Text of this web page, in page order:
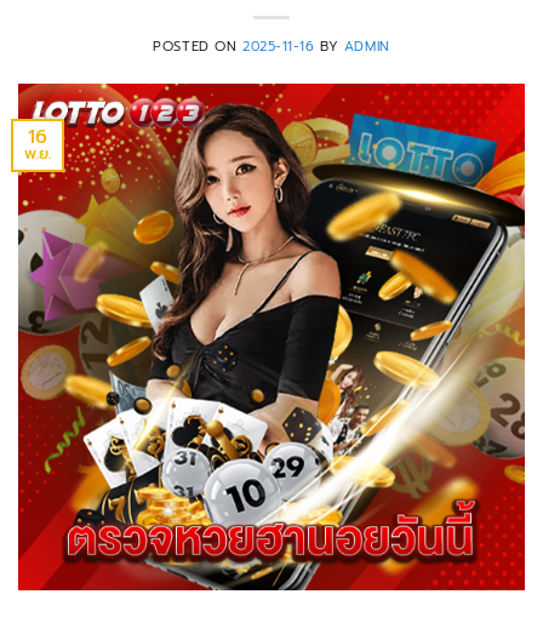
POSTED ON 2025-11-16 BY ADMIN
16
พ.ย.